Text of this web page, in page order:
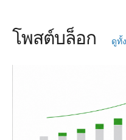
โพสต์บล็อก ดูทั้